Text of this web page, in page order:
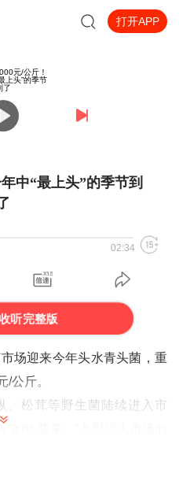
打开APP
中“最上头”的季节到
02:34
听完整版
场迎来今年头水青头菌，重
公斤。
、松茸等野生菌陆续进入市
牛肝、白葱、黄牛肝等牛肝